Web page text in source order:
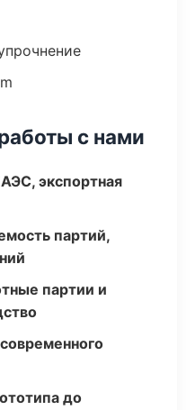
с нами
экспортная
партий,
партии и
до